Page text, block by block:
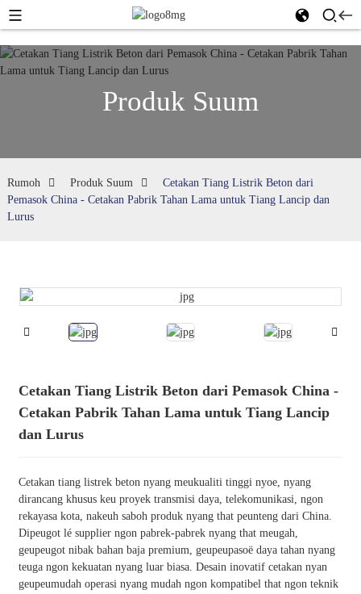
Produk Suum
Rumoh Produk Suum
Cetakan Tiang Listrik Beton dari
Pemasok China - Cetakan Pabrik Tahan Lama untuk Tiang Lancip dan
Lurus
Cetakan Tiang Listrik Beton dari Pemasok China -
Cetakan Pabrik Tahan Lama untuk Tiang Lancip
dan Lurus
Cetakan tiang listrek beton nyang meukualiti tinggi nyoe, nyang
dirancang khusus keu proyek transmisi daya, telekomunikasi, ngon
rekayasa kota, nakeuh saboh produk nyang that peunteng dari China.
Dipeugot lé supplier ngon pabrek-pabrek nyang that meugah,
geupeugot nibak bahan baja premium, geupeupasoë daya tahan nyang
teuga ngon kekuatan nyang luar biasa. Desain inovatif cetakan nyan
geupeumudah operasi nyang mudah ngon kompatibel that ngon teknik